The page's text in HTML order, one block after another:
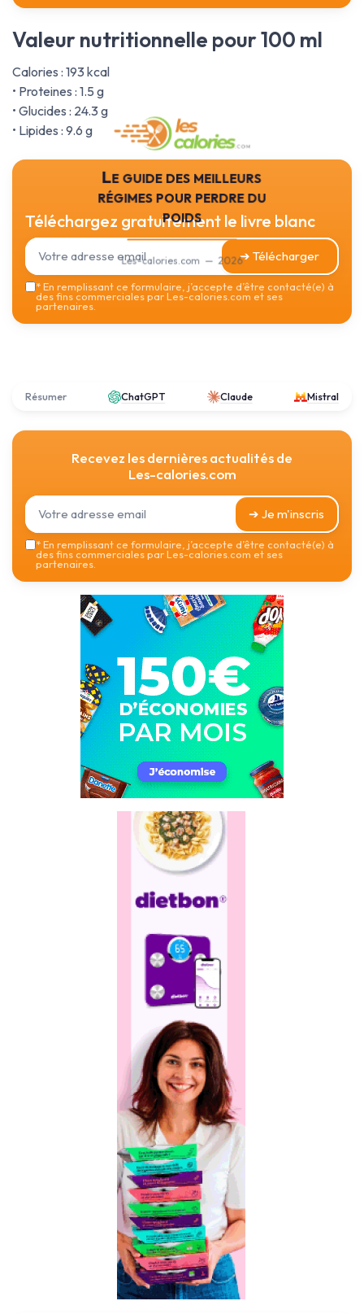
Valeur nutritionnelle pour 100 ml
Calories : 193 kcal
• Proteines : 1.5 g
• Glucides : 24.3 g
• Lipides : 9.6 g
Le guide des meilleurs
régimes pour perdre du
poids
Les-calories.com — 2026
Téléchargez gratuitement le livre blanc
➔ Télécharger
*En remplissant ce formulaire, j’accepte d’être contacté(e) à
des fins commerciales par Les-calories.com et ses
partenaires.
Résumer ChatGPT Claude Mistral
Recevez les dernières actualités de
Les-calories.com
➔ Je m'inscris
*En remplissant ce formulaire, j’accepte d’être contacté(e) à
des fins commerciales par Les-calories.com et ses
partenaires.